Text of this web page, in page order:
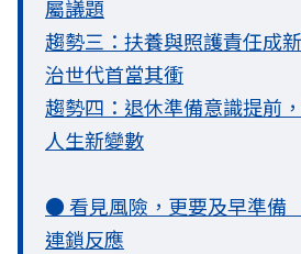
屬議題
趨勢三：扶養與照護責任成
治世代首當其衝
趨勢四：退休準備意識提前
人生新變數
● 看見風險，更要及早準備
連鎖反應